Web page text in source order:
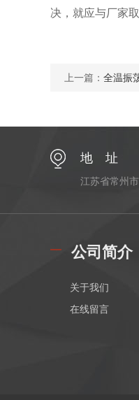
决，就应与厂家取
上一篇： 全温振
地 址
江苏省常州
公司简介
关于我们
在线留言